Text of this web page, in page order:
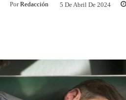
Por Redacción 5 De Abril De 2024